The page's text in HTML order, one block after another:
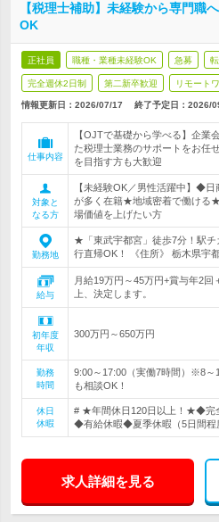
【税理士補助】未経験から専門職
OK
正社員 職種・業種未経験OK 急募
完全週休2日制 第二新卒歓迎 リモート
情報更新日：2026/07/17 終了予定日： 2026/
仕事内容
【OJTで基礎から学べる】企業
た税理士業務のサポートをお任
を目指す方も大歓迎
対象と
なる方
【未経験OK／男性活躍中】◆
が多く在籍★地域密着で働ける
場価値を上げたい方
勤務地
★「東武宇都宮」徒歩7分！駅
行直帰OK！ 《住所》 栃木県宇
給与
月給19万円～45万円+賞与年2
上、決定します。
初年度
年収
300万円～650万円
勤務
時間
9:00～17:00（実働7時間）※8～
も相談OK！
休日
休暇
# ★年間休日120日以上！★◆完
◆有給休暇◆夏季休暇（5日間
求人詳細を見る